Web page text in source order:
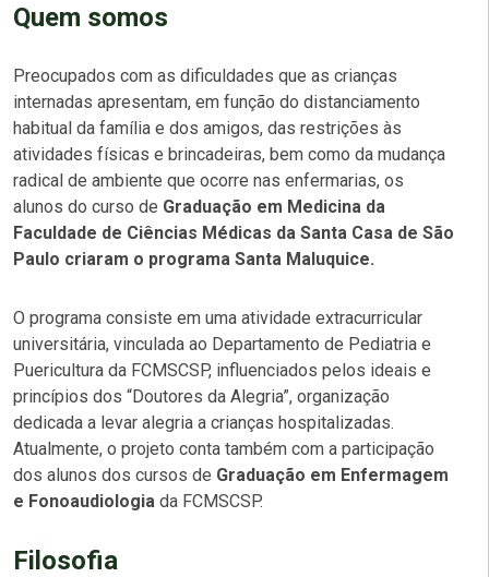
Quem somos
Preocupados com as dificuldades que as crianças
internadas apresentam, em função do distanciamento
habitual da família e dos amigos, das restrições às
atividades físicas e brincadeiras, bem como da mudança
radical de ambiente que ocorre nas enfermarias, os
alunos do curso de Graduação em Medicina da
Faculdade de Ciências Médicas da Santa Casa de São
Paulo criaram o programa Santa Maluquice.
O programa consiste em uma atividade extracurricular
universitária, vinculada ao Departamento de Pediatria e
Puericultura da FCMSCSP, influenciados pelos ideais e
princípios dos “Doutores da Alegria”, organização
dedicada a levar alegria a crianças hospitalizadas.
Atualmente, o projeto conta também com a participação
dos alunos dos cursos de Graduação em Enfermagem
e Fonoaudiologia da FCMSCSP.
Filosofia